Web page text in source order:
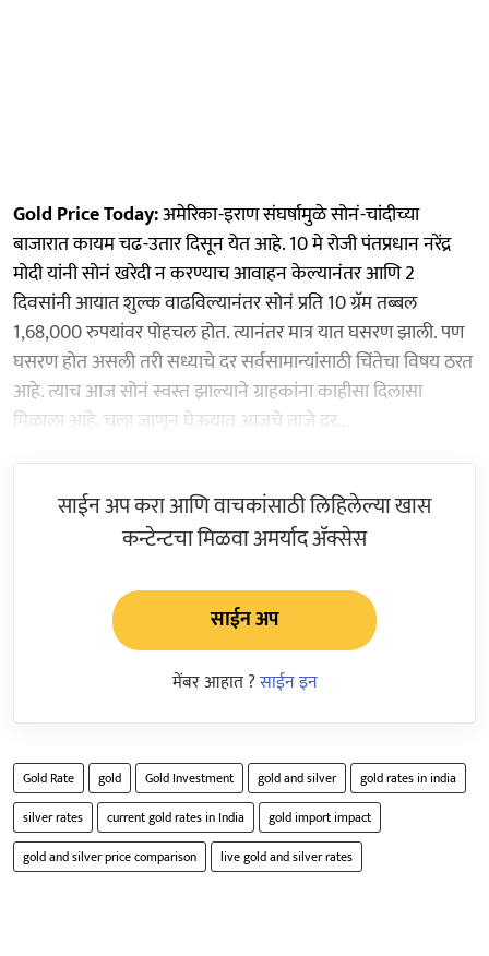
Gold Price Today:अमेरिका-इराण संघर्षामुळे सोनं-चांदीच्या
बाजारात कायम चढ-उतार दिसून येत आहे. 10 मे रोजी पंतप्रधान नरेंद्र
मोदी यांनी सोनं खरेदी न करण्याच आवाहन केल्यानंतर आणि 2
दिवसांनी आयात शुल्क वाढविल्यानंतर सोनं प्रति 10 ग्रॅम तब्बल
1,68,000 रुपयांवर पोहचल होत. त्यानंतर मात्र यात घसरण झाली. पण
घसरण होत असली तरी सध्याचे दर सर्वसामान्यांसाठी चिंतेचा विषय ठरत
आहे. त्याच आज सोनं स्वस्त झाल्याने ग्राहकांना काहीसा दिलासा
मिळाला आहे. चला जाणून घेऊयात आजचे ताजे दर...
साईन अप करा आणि वाचकांसाठी लिहिलेल्या खास
कन्टेन्टचा मिळवा अमर्याद ॲक्सेस
साईन अप
मेंबर आहात ?साईन इन
Gold Rate gold Gold Investment gold and silver
gold rates in india
silver rates
current gold rates in India
gold import impact
gold and silver price comparison
live gold and silver rates